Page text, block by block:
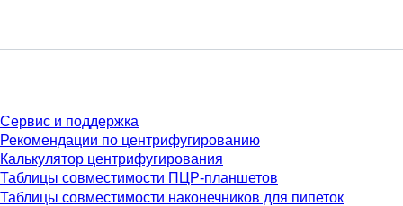
Сервис и поддержка
Рекомендации по центрифугированию
Калькулятор центрифугирования
Таблицы совместимости ПЦР-планшетов
Таблицы совместимости наконечников для пипеток